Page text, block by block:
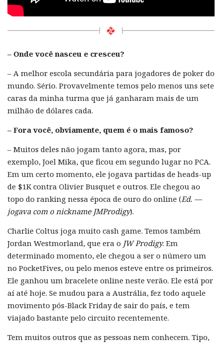
– Onde você nasceu e cresceu?
– A melhor escola secundária para jogadores de poker do
mundo. Sério. Provavelmente temos pelo menos uns sete
caras da minha turma que já ganharam mais de um
milhão de dólares cada.
– Fora você, obviamente, quem é o mais famoso?
– Muitos deles não jogam tanto agora, mas, por
exemplo, Joel Mika, que ficou em segundo lugar no PCA.
Em um certo momento, ele jogava partidas de heads-up
de $1K contra Olivier Busquet e outros. Ele chegou ao
topo do ranking nessa época de ouro do online (Ed. —
jogava com o nickname JMProdigy).
Charlie Coltus joga muito cash game. Temos também
Jordan Westmorland, que era o JW Prodigy. Em
determinado momento, ele chegou a ser o número um
no PocketFives, ou pelo menos esteve entre os primeiros.
Ele ganhou um bracelete online neste verão. Ele está por
aí até hoje. Se mudou para a Austrália, fez todo aquele
movimento pós-Black Friday de sair do país, e tem
viajado bastante pelo circuito recentemente.
Tem muitos outros que as pessoas nem conhecem. Tipo,